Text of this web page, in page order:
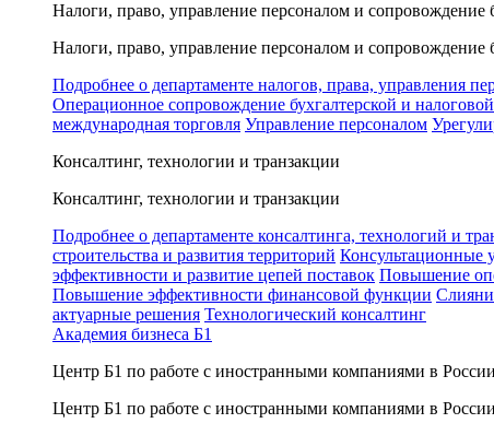
Налоги, право, управление персоналом и сопровождение
Налоги, право, управление персоналом и сопровождение
Подробнее о департаменте налогов, права, управления
Операционное сопровождение бухгалтерской и
международная торговля Управление персоналом
Консалтинг, технологии и транзакции
Консалтинг, технологии и транзакции
Подробнее о департаменте консалтинга, технологий и
строительства и развития территорий Консультационные
эффективности и развитие цепей поставок Повышение
Повышение эффективности финансовой функции
актуарные решения Технологический консалтинг
Академия бизнеса Б1
Центр Б1 по работе с иностранными компаниями в России
Центр Б1 по работе с иностранными компаниями в России